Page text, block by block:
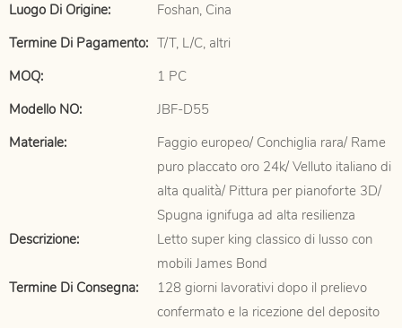
Luogo Di Origine:
Foshan, Cina
Termine Di Pagamento: T/T, L/C, altri
MOQ:
1 PC
Modello NO:
JBF-D55
Materiale:
Faggio europeo/ Conchiglia rara/ Rame
puro placcato oro 24k/ Velluto italiano di
alta qualità/ Pittura per pianoforte 3D/
Spugna ignifuga ad alta resilienza
Descrizione:
Letto super king classico di lusso con
mobili James Bond
Termine Di Consegna:
128 giorni lavorativi dopo il prelievo
confermato e la ricezione del deposito